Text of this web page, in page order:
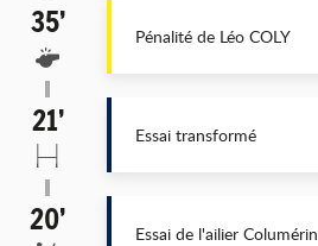
35’ Pénalité de Léo COLY
21’ Essai transformé
20’ Essai de l'ailier Columérin